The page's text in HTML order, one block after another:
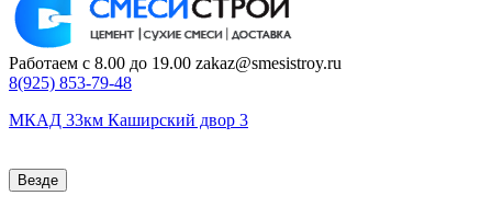
Работаем с 8.00 до 19.00 zakaz@smesistroy.ru
8(925) 853-79-48
МКАД 33км Каширский двор 3
Везде